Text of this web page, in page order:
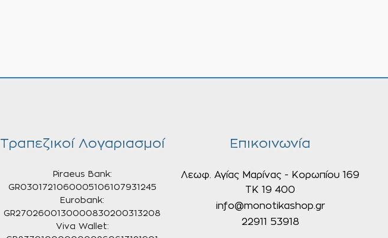
Τραπεζικοί Λογαριασμοί
Piraeus Bank:
GR0301721060005106107931245
Eurobank:
GR2702600130000830200313208
Viva Wallet:
Επικοινωνία
Λεωφ. Αγίας Μαρίνας - Κορωπίου 169
ΤΚ 19 400
info@monotikashop.gr
22911 53918